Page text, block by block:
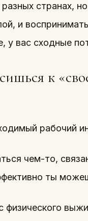
странах,
и
у вас сходные
к
рабочий
чем-то,
ты
физического